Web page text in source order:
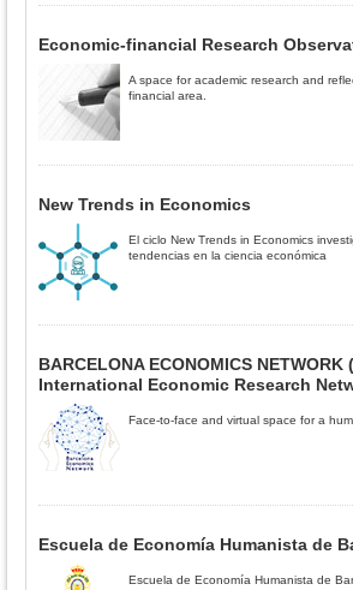
Economic-financial Research
A space for academic research and
financial area.
New Trends in Economics
El ciclo New Trends in Economics
tendencias en la ciencia económica
BARCELONA ECONOMICS NETWORK
International Economic Research
Face-to-face and virtual space for a
Escuela de Economía Humanista de
Escuela de Economía Humanista de